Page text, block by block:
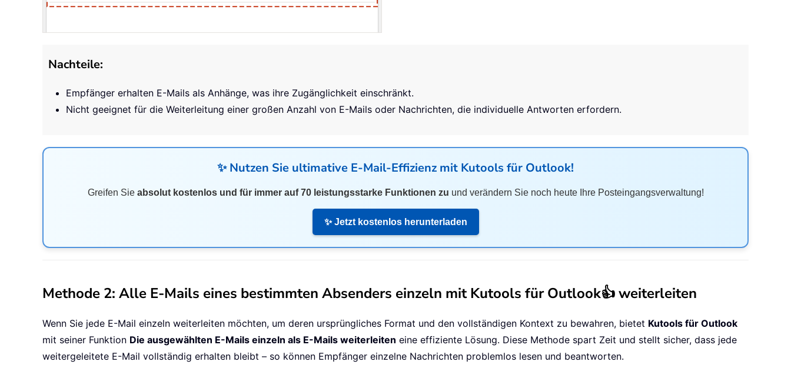
Nachteile:
Empfänger erhalten E-Mails als Anhänge, was ihre Zugänglichkeit einschränkt.
Nicht geeignet für die Weiterleitung einer großen Anzahl von E-Mails oder Nachrichten, die individuelle Antworten erfordern.
✨ Nutzen Sie ultimative E-Mail-Effizienz mit Kutools für Outlook!
Greifen Sie absolut kostenlos und für immer auf 70 leistungsstarke Funktionen zu und verändern Sie noch heute Ihre Posteingangsverwaltung!
✨ Jetzt kostenlos herunterladen
Methode 2: Alle E-Mails eines bestimmten Absenders einzeln mit Kutools für Outlook👍 weiterleiten
Wenn Sie jede E-Mail einzeln weiterleiten möchten, um deren ursprüngliches Format und den vollständigen Kontext zu bewahren, bietet Kutools für Outlook
mit seiner Funktion Die ausgewählten E-Mails einzeln als E-Mails weiterleiten eine effiziente Lösung. Diese Methode spart Zeit und stellt sicher, dass jede
weitergeleitete E-Mail vollständig erhalten bleibt – so können Empfänger einzelne Nachrichten problemlos lesen und beantworten.